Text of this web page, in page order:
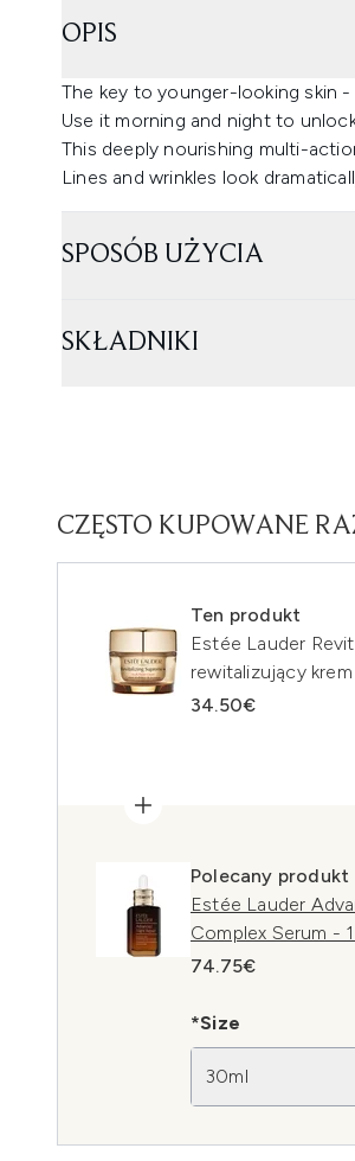
OPIS
The key to younger-looking skin -
Use it morning and night to
This deeply nourishing multi-
Lines and wrinkles look
SPOSÓB UŻYCIA
SKŁADNIKI
CZĘSTO KUPOWANE
Ten produkt
Estée Lauder
rewitalizujący
34.50€
Polecany produkt
Estée Lauder
Complex Serum -
74.75€
*Size
30ml